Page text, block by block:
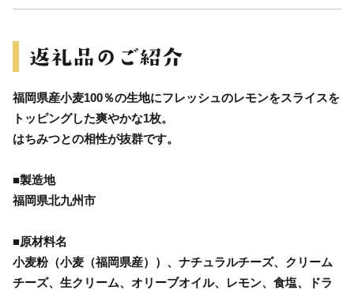
福岡県産小麦100％の生地にフレッシュのレモンをスライスを
トッピングした爽やかな1枚。
はちみつとの相性が抜群です。
■製造地
福岡県北九州市
■原材料名
小麦粉（小麦（福岡県産））、ナチュラルチーズ、クリーム
チーズ、生クリーム、オリーブオイル、レモン、食塩、ドラ